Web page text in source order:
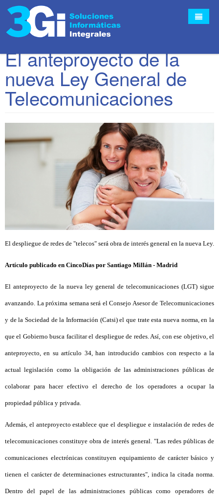
El anteproyecto de la
nueva Ley General de
Telecomunicaciones
El despliegue de redes de "telecos" será obra de interés general en la nueva Ley.
Artículo publicado en CincoDías por Santiago Millán - Madrid
El anteproyecto de la nueva ley general de telecomunicaciones (LGT) sigue
avanzando. La próxima semana será el Consejo Asesor de Telecomunicaciones
y de la Sociedad de la Información (Catsi) el que trate esta nueva norma, en la
que el Gobierno busca facilitar el despliegue de redes. Así, con ese objetivo, el
anteproyecto, en su artículo 34, han introducido cambios con respecto a la
actual legislación como la obligación de las administraciones públicas de
colaborar para hacer efectivo el derecho de los operadores a ocupar la
propiedad pública y privada.
Además, el anteproyecto establece que el despliegue e instalación de redes de
telecomunicaciones constituye obra de interés general. "Las redes públicas de
comunicaciones electrónicas constituyen equipamiento de carácter básico y
tienen el carácter de determinaciones estructurantes", indica la citada norma.
Dentro del papel de las administraciones públicas como operadores de
Inicio
Empresa
Quiénes Somos
Contacto